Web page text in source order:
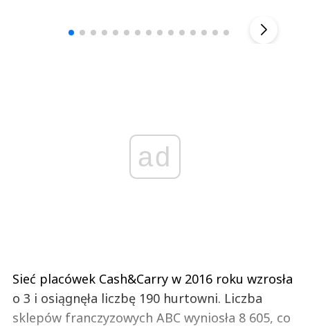
ad
Sieć placówek Cash&Carry w 2016 roku wzrosła
o 3 i osiągnęła liczbę 190 hurtowni. Liczba
sklepów franczyzowych ABC wyniosła 8 605, co